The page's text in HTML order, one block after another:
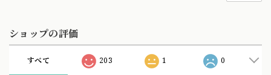
ショップの評価
すべて 203 1 0